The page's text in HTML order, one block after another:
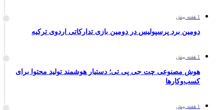
1 هفته پیش
دومین برد پرسپولیس در دومین بازی تدارکاتی اردوی ترکیه
1 هفته پیش
هوش مصنوعی چت جی پی تی؛ دستیار هوشمند تولید محتوا برای
کسب‌وکارها
1 هفته پیش